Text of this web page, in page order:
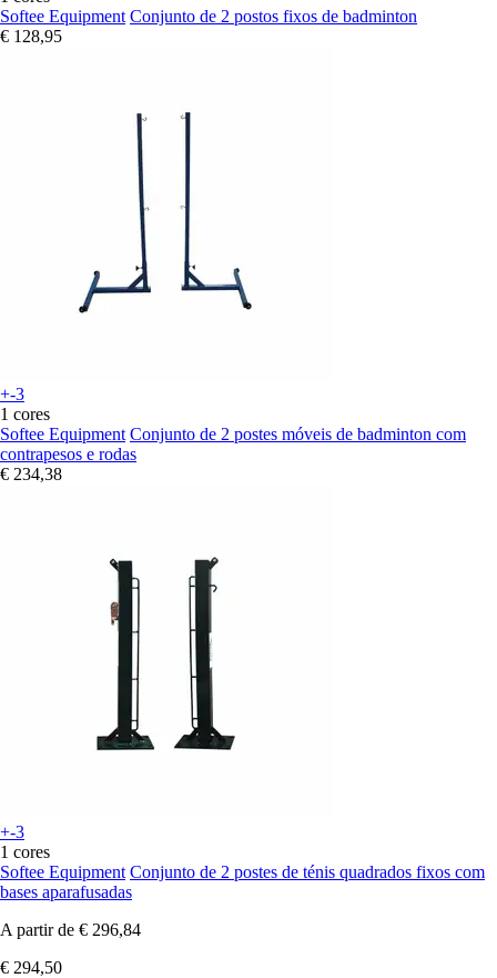
Softee Equipment Conjunto de 2 postos fixos de badminton
€ 128,95
+-3
1 cores
Softee Equipment Conjunto de 2 postes móveis de badminton com
contrapesos e rodas
€ 234,38
+-3
1 cores
Softee Equipment Conjunto de 2 postes de ténis quadrados fixos com
bases aparafusadas
A partir de € 296,84
€ 294,50